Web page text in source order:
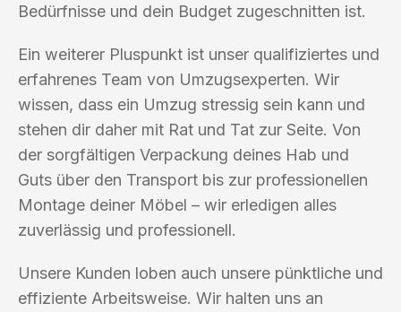
Bedürfnisse und dein Budget zugeschnitten ist.
Ein weiterer Pluspunkt ist unser qualifiziertes und
erfahrenes Team von Umzugsexperten. Wir
wissen, dass ein Umzug stressig sein kann und
stehen dir daher mit Rat und Tat zur Seite. Von
der sorgfältigen Verpackung deines Hab und
Guts über den Transport bis zur professionellen
Montage deiner Möbel – wir erledigen alles
zuverlässig und professionell.
Unsere Kunden loben auch unsere pünktliche und
effiziente Arbeitsweise. Wir halten uns an